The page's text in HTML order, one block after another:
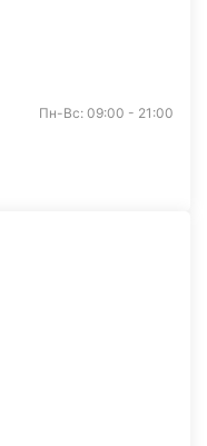
Пн-Вс: 09:00 - 21:00